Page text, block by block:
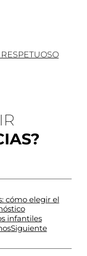
cómo elegir el
infantiles
Siguiente